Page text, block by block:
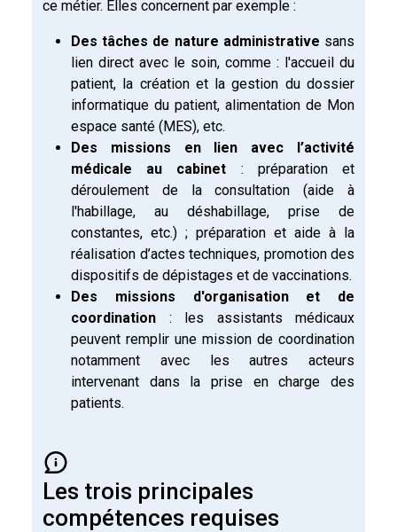
ce métier. Elles concernent par exemple :
Des tâches de nature administrative sans
lien direct avec le soin, comme : l'accueil du
patient, la création et la gestion du dossier
informatique du patient, alimentation de Mon
espace santé (MES), etc.
Des missions en lien avec l’activité
médicale au cabinet : préparation et
déroulement de la consultation (aide à
l'habillage, au déshabillage, prise de
constantes, etc.) ; préparation et aide à la
réalisation d’actes techniques, promotion des
dispositifs de dépistages et de vaccinations.
Des missions d'organisation et de
coordination : les assistants médicaux
peuvent remplir une mission de coordination
notamment avec les autres acteurs
intervenant dans la prise en charge des
patients.
Les trois principales
compétences requises